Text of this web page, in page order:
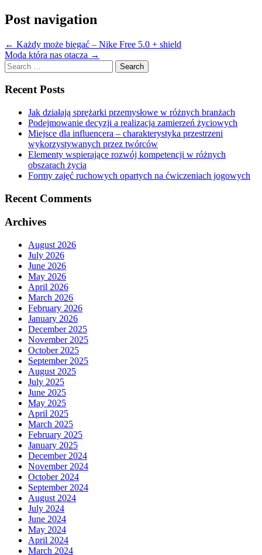
Post navigation
← Każdy może biegać – Nike Free 5.0 + shield
Moda która nas otacza →
Search
for:
Recent Posts
Jak działają sprężarki przemysłowe w różnych branżach
Podejmowanie decyzji a realizacja zamierzeń życiowych
Miejsce dla influencera – charakterystyka przestrzeni
wykorzystywanych przez twórców
Elementy wspierające rozwój kompetencji w różnych
obszarach życia
Formy zajęć ruchowych opartych na ćwiczeniach jogowych
Recent Comments
Archives
August 2026
July 2026
June 2026
May 2026
April 2026
March 2026
February 2026
January 2026
December 2025
November 2025
October 2025
September 2025
August 2025
July 2025
June 2025
May 2025
April 2025
March 2025
February 2025
January 2025
December 2024
November 2024
October 2024
September 2024
August 2024
July 2024
June 2024
May 2024
April 2024
March 2024